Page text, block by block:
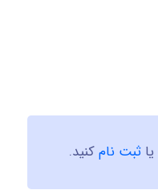
یا ثبت نامکنید.